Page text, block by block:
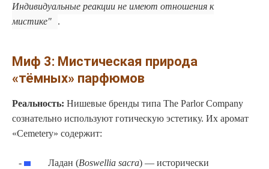
Индивидуальные реакции не имеют отношения к
мистике
.
Миф 3: Мистическая природа
«тёмных» парфюмов
Реальность: Нишевые бренды типа The Parlor Company
сознательно используют готическую эстетику. Их аромат
«Cemetery» содержит:
Ладан (Boswellia sacra) — исторически